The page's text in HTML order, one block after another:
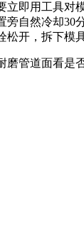
用工具对模
自然冷却30分
开，拆下模具
道面看是否